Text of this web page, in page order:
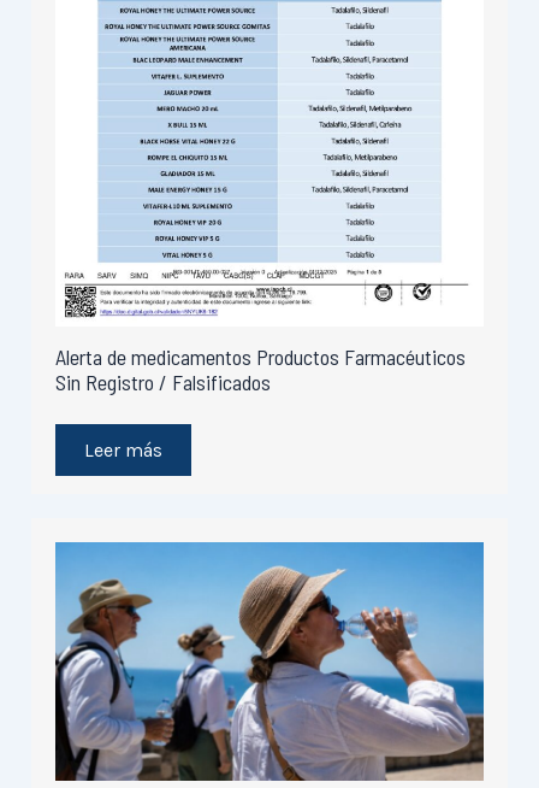
Alerta de medicamentos Productos Farmacéuticos
Sin Registro / Falsificados
Leer más